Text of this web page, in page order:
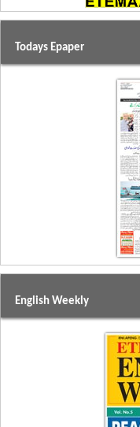
Todays Epaper
English Weekly